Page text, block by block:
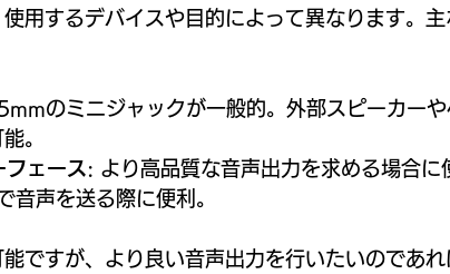
用するデバイスや目的によって異なります。
のミニジャックが一般的。外部スピーカーや
。
フェース : より高品質な音声出力を求める場合に
音声を送る際に便利。
ですが、より良い音声出力を行いたいのであれ